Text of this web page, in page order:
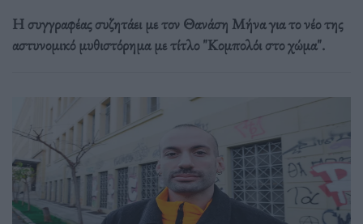
Η συγγραφέας συζητάει με τον Θανάση Μήνα για το νέο της
αστυνομικό μυθιστόρημα με τίτλο "Κομπολόι στο χώμα".